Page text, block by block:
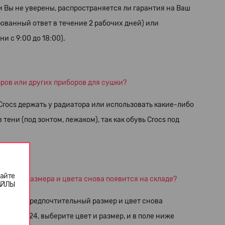
Вы не уверены, распространяется ли гарантия на Ваш
ответ в течение 2 рабочих дней) или
с 9:00 до 18:00).
или других приборов для сушки?
держать у радиатора или использовать какие-либо
(под зонтом, лежаком), так как обувь Crocs под
размера и цвета снова появится на складе?
предпочтительный размер и цвет снова
Open24, выберите цвет и размер, и в поле ниже